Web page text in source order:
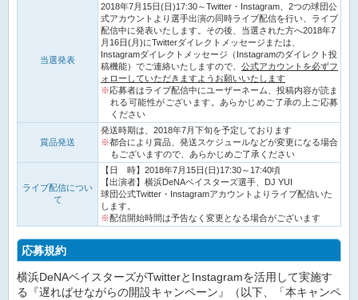
当選発表
2018年7月15日(日)17:30～Twitter・Instagram、2つの球団公
式アカウントより選手出演の同時ライブ配信を行い、ライブ
配信中に発表いたします。その後、当選された方へ2018年7
月16日(月)にTwitterダイレクトメッセージまたは、
Instagramダイレクトメッセージ（Instagramのダイレクト投
稿機能）でご連絡いたしますので、 公式アカウントを必ずフ
ォローしていただきますようお願いいたします
応募者はライブ配信中にユーザーネーム、投稿内容が読ま
れる可能性がございます。あらかじめご了承の上ご応募
ください
賞品発送
発送時期は、2018年7月下旬を予定しております
都合により賞品、発送スケジュールなどが変更になる場合
もございますので、あらかじめご了承ください
ライブ配信につい
て
【日 時】2018年7月15日(日)17:30～17:40頃
【出演者】横浜DeNAベイスターズ選手、DJ YUI
球団公式Twitter・Instagramアカウントよりライブ配信いた
します。
配信開始時間は予告なく変更となる場合がございます
応募規約
横浜DeNAベイスターズがTwitterとInstagramを活用して実施す
る『遅ればせながらの開設キャンペーン』（以下、「本キャンペ